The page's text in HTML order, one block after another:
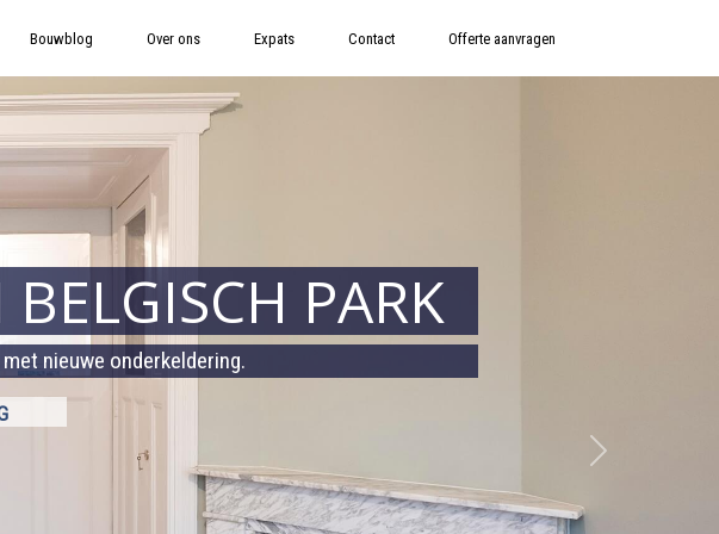
Bouwblog Over ons Expats Contact Offerte aanvragen
PARK
nieuwe onderkeldering.
Volgende